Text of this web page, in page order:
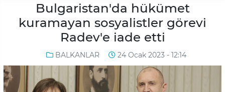
Bulgaristan'da hükümet
kuramayan sosyalistler görevi
Radev'e iade etti
BALKANLAR 24 Ocak 2023 - 12:14